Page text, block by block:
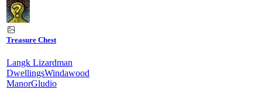
Treasure Chest
Langk Lizardman
DwellingsWindawood
ManorGludio